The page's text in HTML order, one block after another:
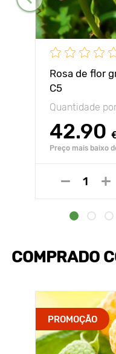
Rosa de flor
C5
Quantidade
42.90
Preço mais baixo
COMPRADO
PROMOÇÃO